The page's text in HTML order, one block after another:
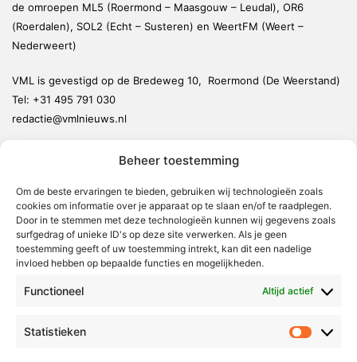
Beheer toestemming
Om de beste ervaringen te bieden, gebruiken wij technologieën zoals
cookies om informatie over je apparaat op te slaan en/of te raadplegen.
Door in te stemmen met deze technologieën kunnen wij gegevens zoals
surfgedrag of unieke ID's op deze site verwerken. Als je geen
toestemming geeft of uw toestemming intrekt, kan dit een nadelige
invloed hebben op bepaalde functies en mogelijkheden.
Functioneel Altijd actief
Statistieken
de omroepen ML5 (Roermond – Maasgouw – Leudal), OR6
(Roerdalen), SOL2 (Echt – Susteren) en WeertFM (Weert –
Nederweert)
VML is gevestigd op de Bredeweg 10, Roermond (De Weerstand)
Tel: +31 495 791 030
redactie@vmlnieuws.nl
Leudal
Maasgouw
Echt-Susteren